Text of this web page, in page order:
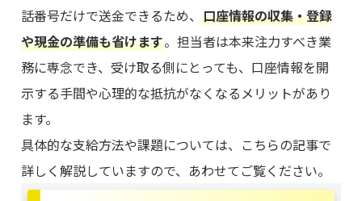
話番号だけで送金できるため、口座情報の収集・登録
や現金の準備も省けます。担当者は本来注力すべき業
務に専念でき、受け取る側にとっても、口座情報を開
示する手間や心理的な抵抗がなくなるメリットがあり
ます。
具体的な支給方法や課題については、こちらの記事で
詳しく解説していますので、あわせてご覧ください。